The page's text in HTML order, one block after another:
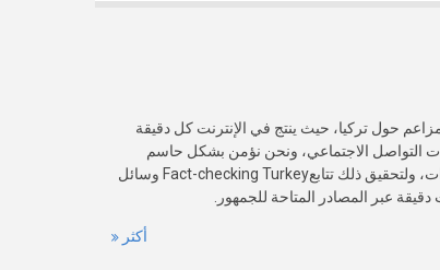
حول تركيا، حيث ينتج في الإنترنت كل دقيقة
التواصل الاجتماعي، ونحن نؤمن بشكل حاسم
بأهمية التحقق من صدقية هذه الأخبار والادعاءات، ولتحقيق ذلك تتابعFact-checking Turkey وسائل
عبر المصادر المتاحة للجمهور.
أكثر